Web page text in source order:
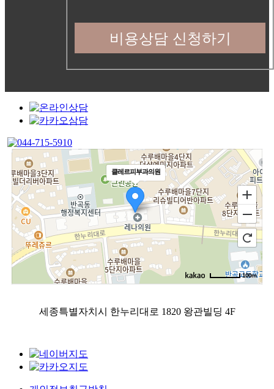
클레르피부과의원
100m
세종특별자치시 한누리대로 1820 왕관빌딩 4F